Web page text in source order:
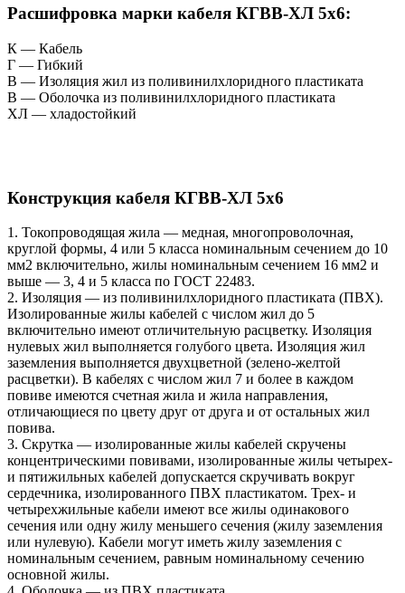
Расшифровка марки кабеля КГВВ-ХЛ 5х6:
К — Кабель
Г — Гибкий
В — Изоляция жил из поливинилхлоридного пластиката
В — Оболочка из поливинилхлоридного пластиката
ХЛ — хладостойкий
Конструкция кабеля КГВВ-ХЛ 5х6
1. Токопроводящая жила — медная, многопроволочная,
круглой формы, 4 или 5 класса номинальным сечением до 10
мм2 включительно, жилы номинальным сечением 16 мм2 и
выше — 3, 4 и 5 класса по ГОСТ 22483.
2. Изоляция — из поливинилхлоридного пластиката (ПВХ).
Изолированные жилы кабелей с числом жил до 5
включительно имеют отличительную расцветку. Изоляция
нулевых жил выполняется голубого цвета. Изоляция жил
заземления выполняется двухцветной (зелено-желтой
расцветки). В кабелях с числом жил 7 и более в каждом
повиве имеются счетная жила и жила направления,
отличающиеся по цвету друг от друга и от остальных жил
повива.
3. Скрутка — изолированные жилы кабелей скручены
концентрическими повивами, изолированные жилы четырех-
и пятижильных кабелей допускается скручивать вокруг
сердечника, изолированного ПВХ пластикатом. Трех- и
четырехжильные кабели имеют все жилы одинакового
сечения или одну жилу меньшего сечения (жилу заземления
или нулевую). Кабели могут иметь жилу заземления с
номинальным сечением, равным номинальному сечению
основной жилы.